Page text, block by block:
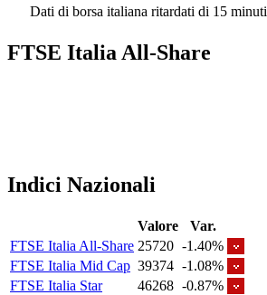
Dati di borsa italiana ritardati di 15 minuti
FTSE Italia All-Share
Indici Nazionali
Valore
Var.
FTSE Italia All-Share 25720 -1.40%
FTSE Italia Mid Cap 39374 -1.08%
FTSE Italia Star
46268 -0.87%